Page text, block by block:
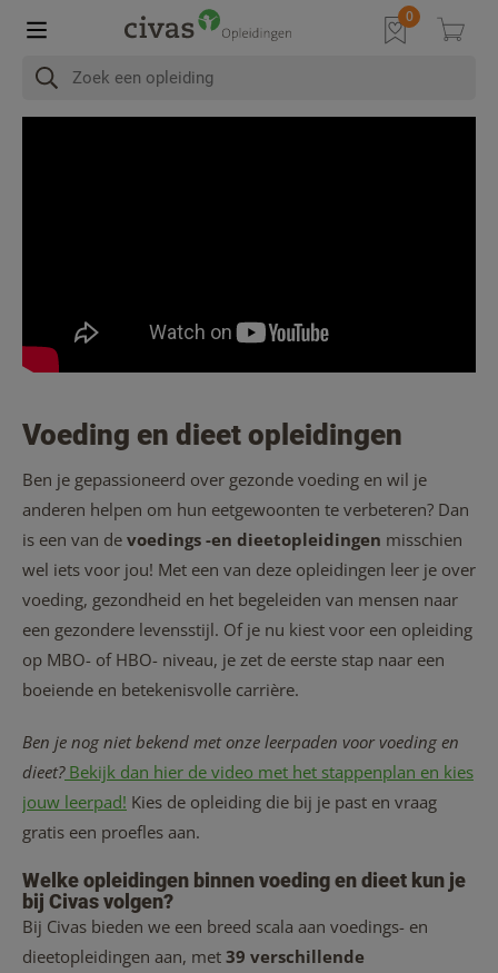
Voeding en dieet opleidingen
Ben je gepassioneerd over gezonde voeding en wil je
anderen helpen om hun eetgewoonten te verbeteren? Dan
is een van de voedings -en dieetopleidingen misschien
wel iets voor jou! Met een van deze opleidingen leer je over
voeding, gezondheid en het begeleiden van mensen naar
een gezondere levensstijl. Of je nu kiest voor een opleiding
op MBO- of HBO- niveau, je zet de eerste stap naar een
boeiende en betekenisvolle carrière.
Ben je nog niet bekend met onze leerpaden voor voeding en
dieet?Bekijk dan hier de video met het stappenplan en kies
jouw leerpad! Kies de opleiding die bij je past en vraag
gratis een proefles aan.
Welke opleidingen binnen voeding en dieet kun je
bij Civas volgen?
Bij Civas bieden we een breed scala aan voedings- en
dieetopleidingen aan, met 39 verschillende